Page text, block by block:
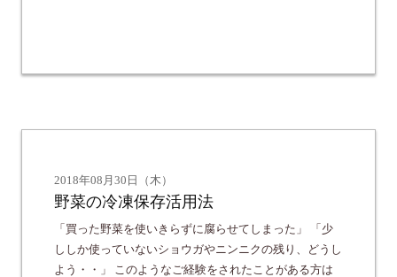
2018年08月30日（木）
野菜の冷凍保存活用法
「買った野菜を使いきらずに腐らせてしまった」 「少
ししか使っていないショウガやニンニクの残り、どうし
よう・・」 このようなご経験をされたことがある方は